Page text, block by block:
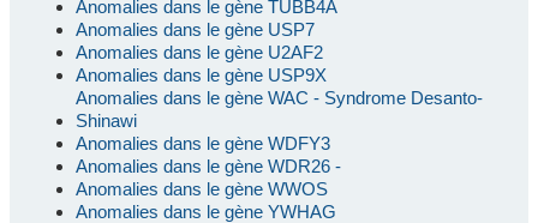
Anomalies dans le gène TUBB4A
Anomalies dans le gène USP7
Anomalies dans le gène U2AF2
Anomalies dans le gène USP9X
Anomalies dans le gène WAC - Syndrome Desanto-
Shinawi
Anomalies dans le gène WDFY3
Anomalies dans le gène WDR26 -
Anomalies dans le gène WWOS
Anomalies dans le gène YWHAG